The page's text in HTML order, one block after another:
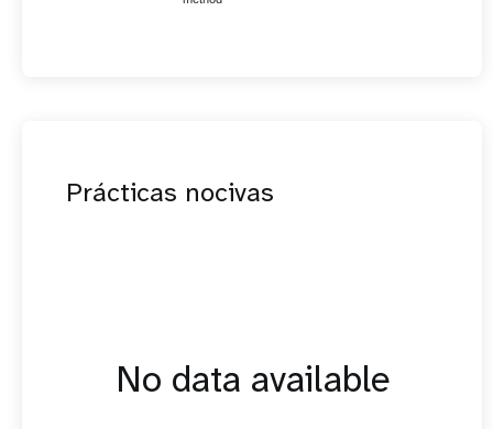
Prácticas nocivas
No data available